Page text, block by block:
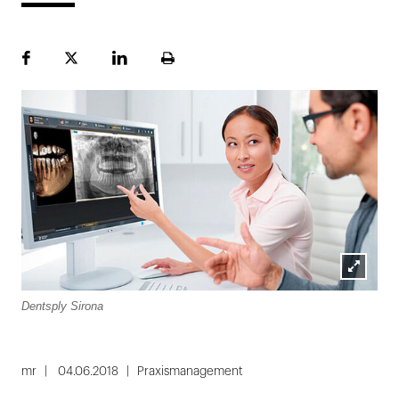
FacebookPlattformLinekdInSeite
Lightbox
Dentsply Sirona
mr 04.06.2018 Praxismanagement